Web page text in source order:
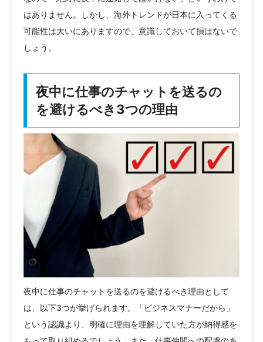
はありません。しかし、海外トレンドが日本に入ってくる
可能性は大いにありますので、意識しておいて損はないで
しょう。
夜中に仕事のチャットを送るの
を避けるべき3つの理由
夜中に仕事のチャットを送るのを避けるべき理由として
は、以下3つが挙げられます。「ビジネスマナーだから」
という認識より、明確に理由を理解していた方が納得感を